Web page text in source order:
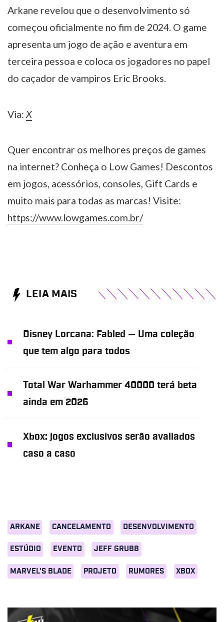
Arkane revelou que o desenvolvimento só
começou oficialmente no fim de 2024. O game
apresenta um jogo de ação e aventura em
terceira pessoa e coloca os jogadores no papel
do caçador de vampiros Eric Brooks.
Via: X
Quer encontrar os melhores preços de games
na internet? Conheça o Low Games! Descontos
em jogos, acessórios, consoles, Gift Cards e
muito mais para todas as marcas! Visite:
https://www.lowgames.com.br/
ARKANE CANCELAMENTO DESENVOLVIMENTO
ESTÚDIO EVENTO JEFF GRUBB
MARVEL'S BLADE PROJETO RUMORES XBOX
LEIA MAIS
Disney Lorcana: Fabled — Uma coleção
que tem algo para todos
Total War Warhammer 40000 terá beta
ainda em 2026
Xbox: jogos exclusivos serão avaliados
caso a caso